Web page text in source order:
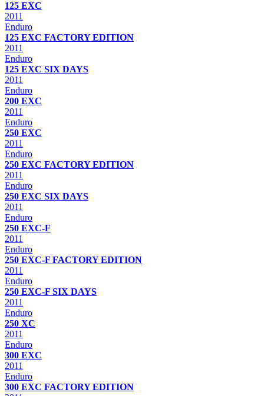
125 EXC
2011
Enduro
125 EXC FACTORY EDITION
2011
Enduro
125 EXC SIX DAYS
2011
Enduro
200 EXC
2011
Enduro
250 EXC
2011
Enduro
250 EXC FACTORY EDITION
2011
Enduro
250 EXC SIX DAYS
2011
Enduro
250 EXC-F
2011
Enduro
250 EXC-F FACTORY EDITION
2011
Enduro
250 EXC-F SIX DAYS
2011
Enduro
250 XC
2011
Enduro
300 EXC
2011
Enduro
300 EXC FACTORY EDITION